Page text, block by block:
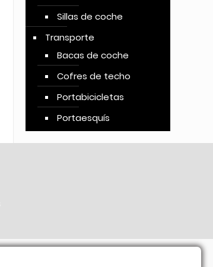
Sillas de coche
Transporte
Bacas de coche
Cofres de techo
Portabicicletas
Portaesquís